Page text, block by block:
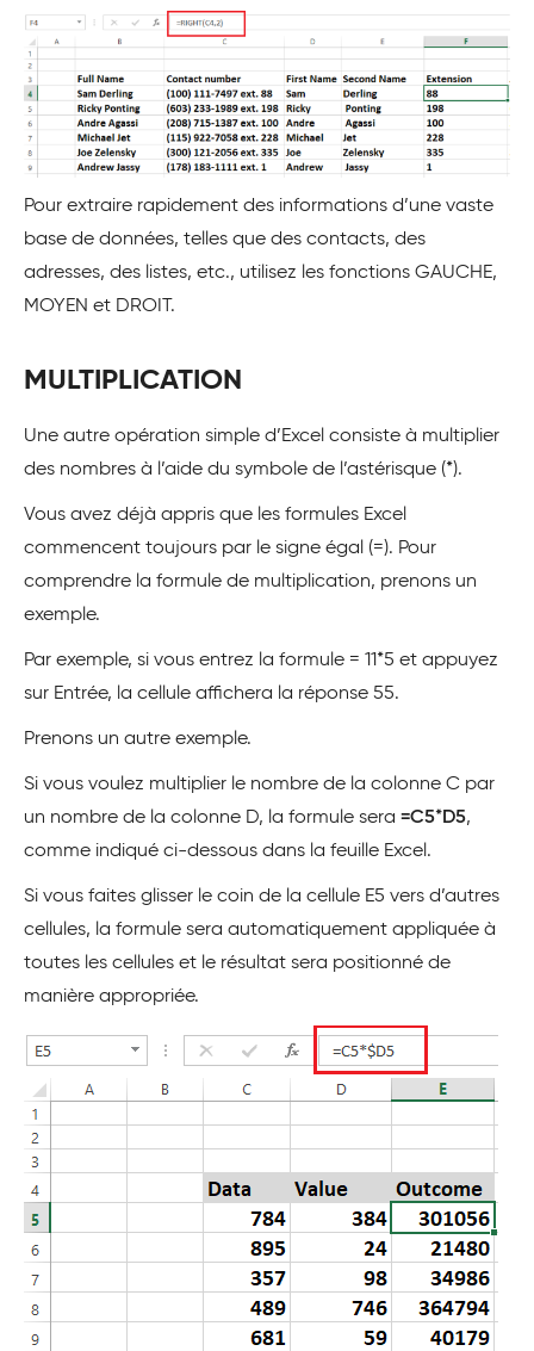
Pour extraire rapidement des informations d’une vaste
base de données, telles que des contacts, des
adresses, des listes, etc., utilisez les fonctions GAUCHE,
MOYEN et DROIT.
MULTIPLICATION
Une autre opération simple d’Excel consiste à multiplier
des nombres à l’aide du symbole de l’astérisque (*).
Vous avez déjà appris que les formules Excel
commencent toujours par le signe égal (=). Pour
comprendre la formule de multiplication, prenons un
exemple.
Par exemple, si vous entrez la formule = 11*5 et appuyez
sur Entrée, la cellule affichera la réponse 55.
Prenons un autre exemple.
Si vous voulez multiplier le nombre de la colonne C par
un nombre de la colonne D, la formule sera =C5*D5,
comme indiqué ci-dessous dans la feuille Excel.
Si vous faites glisser le coin de la cellule E5 vers d’autres
cellules, la formule sera automatiquement appliquée à
toutes les cellules et le résultat sera positionné de
manière appropriée.